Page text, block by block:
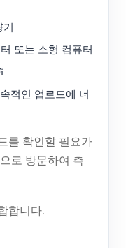
또는 소형 컴퓨터
적인 업로드에 너
를 확인할 필요가
로 방문하여 측
합니다.